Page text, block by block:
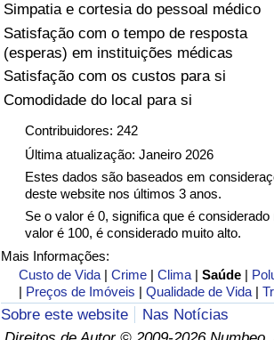
Simpatia e cortesia do pessoal médico
Satisfação com o tempo de resposta
(esperas) em instituições médicas
Satisfação com os custos para si
Comodidade do local para si
Contribuidores: 242
Última atualização: Janeiro 2026
Estes dados são baseados em
deste website nos últimos 3 anos.
Se o valor é 0, significa que é
valor é 100, é considerado muito alto.
Mais Informações:
Custo de Vida |Crime |Clima |Saúde |
| Preços de Imóveis |Qualidade de Vida |
Sobre este website
Nas Notícias
Indicador de Saúde (Atual)
Indicador de Saúde
Indicador de Saúde por País
Poluição
Indicador de Poluição (Atual)
Índice de poluição
Indicador de Poluição por País
Trânsito